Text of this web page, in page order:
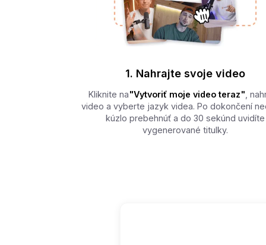
1. Nahrajte svoje video
Kliknite na"Vytvoriť moje video teraz",
video a vyberte jazyk videa. Po dokončení
kúzlo prebehnúť a do 30 sekúnd uvidíte
vygenerované titulky.